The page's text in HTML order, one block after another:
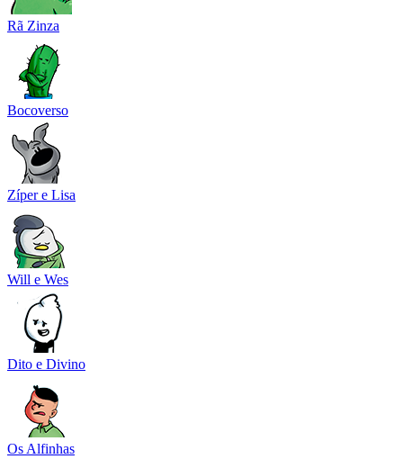
Rã Zinza
Bocoverso
Zíper e Lisa
Will e Wes
Dito e Divino
Os Alfinhas